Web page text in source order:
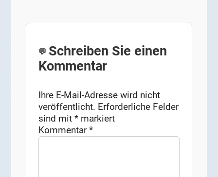
Schreiben Sie einen
Kommentar
Ihre E-Mail-Adresse wird nicht
veröffentlicht. Erforderliche Felder
sind mit* markiert
Kommentar*